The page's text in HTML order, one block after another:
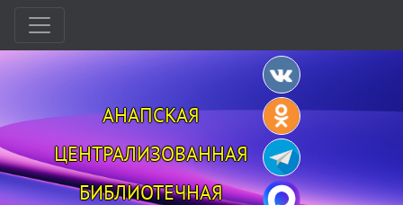
АНАПСКАЯ
ЦЕНТРАЛИЗОВАННАЯ
БИБЛИОТЕЧНАЯ